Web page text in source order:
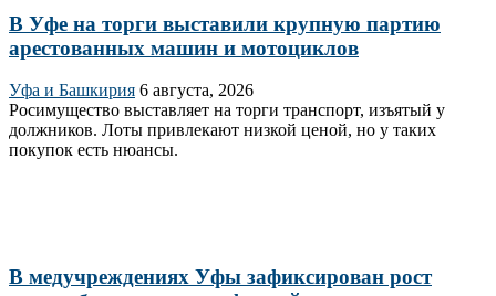
В Уфе на торги выставили крупную партию
арестованных машин и мотоциклов
Уфа и Башкирия 6 августа, 2026
Росимущество выставляет на торги транспорт, изъятый у
должников. Лоты привлекают низкой ценой, но у таких
покупок есть нюансы.
В медучреждениях Уфы зафиксирован рост